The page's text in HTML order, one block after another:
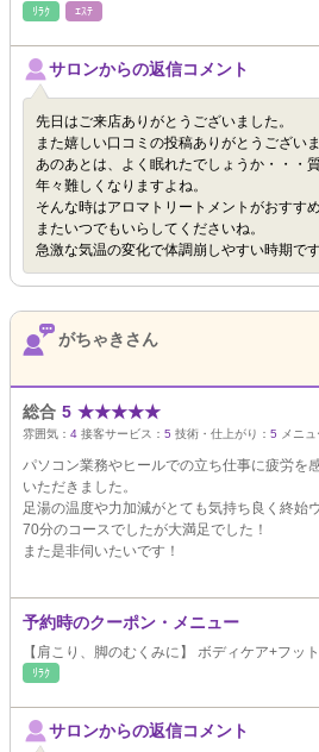
ﾘﾗｸ ｴｽﾃ
サロンからの返信コメント
先日はご来店ありがとうございました。
また嬉しい口コミの投稿ありがとうございま
あのあとは、よく眠れたでしょうか・・・
年々難しくなりますよね。
そんな時はアロマトリートメントがおすす
またいつでもいらしてくださいね。
急激な気温の変化で体調崩しやすい時期で
がちゃきさん
総合 5 ★★★★★
雰囲気： 4 接客サービス： 5 技術・仕上がり： 5 メニ
パソコン業務やヒールでの立ち仕事に疲労を
いただきました。
足湯の温度や力加減がとても気持ち良く終始
70分のコースでしたが大満足でした！
また是非伺いたいです！
予約時のクーポン・メニュー
【肩こり、脚のむくみに】 ボディケア+フ
ﾘﾗｸ
サロンからの返信コメント